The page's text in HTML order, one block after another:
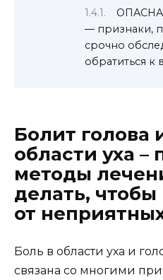
— признаки,
срочно
обратиться к
Болит голова
области уха
методы
делать, чтобы
от
Боль в области уха и
связана со многими